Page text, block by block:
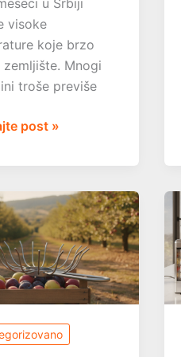
visoke
koje brzo
zemljište. Mnogi
troše previše
post »